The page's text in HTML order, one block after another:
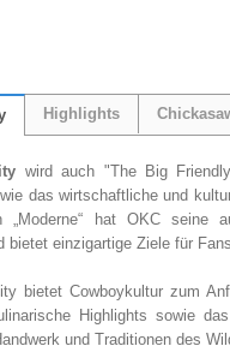
Highlights
wird auch "The Big
das wirtschaftliche und
„Moderne“ hat OKC seine
bietet einzigartige Ziele für
bietet Cowboykultur zum
Highlights sowie
und Traditionen des